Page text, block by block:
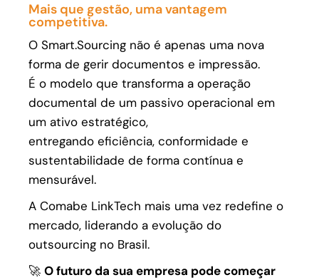
Mais que gestão, uma vantagem
competitiva.
O Smart.Sourcing não é apenas uma nova
forma de gerir documentos e impressão.
É o modelo que transforma a operação
documental de um passivo operacional em
um ativo estratégico,
entregando eficiência, conformidade e
sustentabilidade de forma contínua e
mensurável.
A Comabe LinkTech mais uma vez redefine o
mercado, liderando a evolução do
outsourcing no Brasil.
🚀 O futuro da sua empresa pode começar